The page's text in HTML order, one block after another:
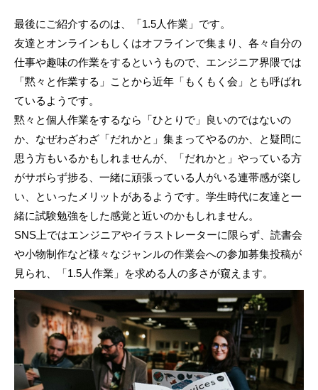
最後にご紹介するのは、「1.5人作業」です。
友達とオンラインもしくはオフラインで集まり、各々自分の
仕事や趣味の作業をするというもので、エンジニア界隈では
「黙々と作業する」ことから近年「もくもく会」とも呼ばれ
ているようです。
黙々と個人作業をするなら「ひとりで」良いのではないの
か、なぜわざわざ「だれかと」集まってやるのか、と疑問に
思う方もいるかもしれませんが、「だれかと」やっている方
がサボらず捗る、一緒に頑張っている人がいる連帯感が楽し
い、といったメリットがあるようです。学生時代に友達と一
緒に試験勉強をした感覚と近いのかもしれません。
SNS上ではエンジニアやイラストレーターに限らず、読書会
や小物制作など様々なジャンルの作業会への参加募集投稿が
見られ、「1.5人作業」を求める人の多さが窺えます。